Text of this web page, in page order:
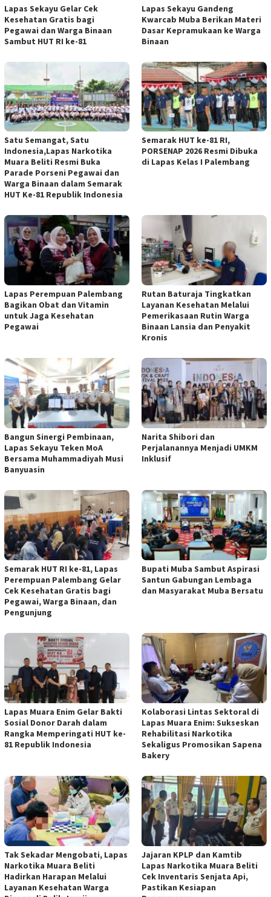
Lapas Sekayu Gelar Cek
Kesehatan Gratis bagi
Pegawai dan Warga Binaan
Sambut HUT RI ke-81
Lapas Sekayu Gandeng
Kwarcab Muba Berikan Materi
Dasar Kepramukaan ke Warga
Binaan
Satu Semangat, Satu
Indonesia,Lapas Narkotika
Muara Beliti Resmi Buka
Parade Porseni Pegawai dan
Warga Binaan dalam Semarak
HUT Ke-81 Republik Indonesia
Semarak HUT ke-81 RI,
PORSENAP 2026 Resmi Dibuka
di Lapas Kelas I Palembang
Lapas Perempuan Palembang
Bagikan Obat dan Vitamin
untuk Jaga Kesehatan
Pegawai
Rutan Baturaja Tingkatkan
Layanan Kesehatan Melalui
Pemerikasaan Rutin Warga
Binaan Lansia dan Penyakit
Kronis
Bangun Sinergi Pembinaan,
Lapas Sekayu Teken MoA
Bersama Muhammadiyah Musi
Banyuasin
Narita Shibori dan
Perjalanannya Menjadi UMKM
Inklusif
Semarak HUT RI ke-81, Lapas
Perempuan Palembang Gelar
Cek Kesehatan Gratis bagi
Pegawai, Warga Binaan, dan
Pengunjung
Bupati Muba Sambut Aspirasi
Santun Gabungan Lembaga
dan Masyarakat Muba Bersatu
Lapas Muara Enim Gelar Bakti
Sosial Donor Darah dalam
Rangka Memperingati HUT ke-
81 Republik Indonesia
Kolaborasi Lintas Sektoral di
Lapas Muara Enim: Sukseskan
Rehabilitasi Narkotika
Sekaligus Promosikan Sapena
Bakery
Tak Sekadar Mengobati, Lapas
Narkotika Muara Beliti
Hadirkan Harapan Melalui
Layanan Kesehatan Warga
Jajaran KPLP dan Kamtib
Lapas Narkotika Muara Beliti
Cek Inventaris Senjata Api,
Pastikan Kesiapan